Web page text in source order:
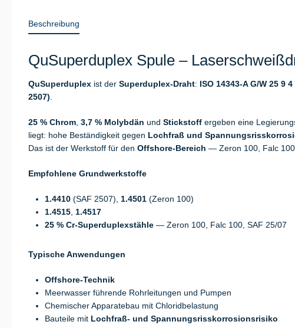
Beschreibung
QuSuperduplex Spule –
QuSuperduplex ist der Superduplex-Draht: ISO 14343-A G/W 25 9 4
2507)
25 % Chrom 3,7 % Molybdän und Stickstoff ergeben eine
liegt: hohe Beständigkeit gegen Lochfraß und
Das ist der Werkstoff für den Offshore-Bereich — Zeron 100, Falc
Empfohlene Grundwerkstoffe
1.4410 (SAF 2507), 1.4501 (Zeron 100)
1.4515 1.4517
25 % Cr-Superduplexstähle — Zeron 100, Falc 100, SAF 25/07
Typische Anwendungen
Offshore-Technik
Meerwasser führende Rohrleitungen und Pumpen
Chemischer Apparatebau mit Chloridbelastung
Bauteile mit Lochfraß- und Spannungsrisskorrosionsrisiko